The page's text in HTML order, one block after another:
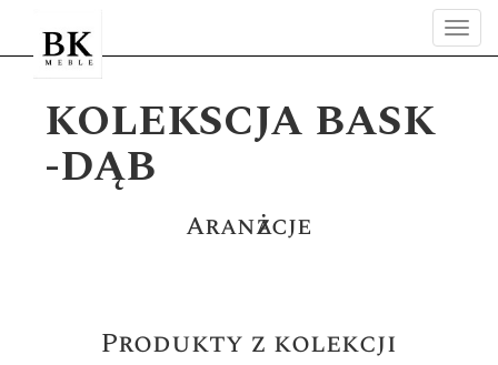
KOLEKSCJA BASK
-DĄB
Aranżacje
Produkty z kolekcji